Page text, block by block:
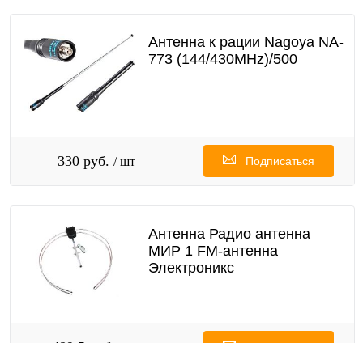
Антенна к рации Nagoya NA-
773 (144/430MHz)/500
330 руб. / шт Подписаться
Антенна Радио антенна
МИР 1 FM-антенна
Электроникс